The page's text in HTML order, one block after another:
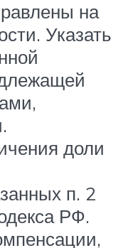
на
Указать
доли
п. 2
РФ.